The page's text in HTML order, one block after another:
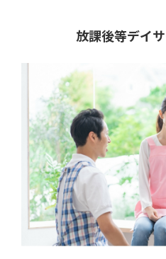
放課後等デイ